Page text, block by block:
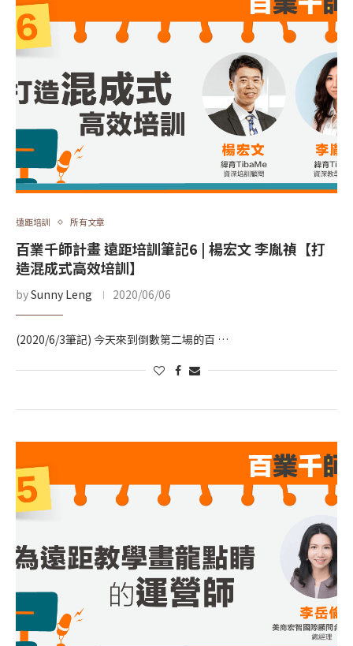
遠距培訓 所有文章
百業千師計畫 遠距培訓筆記6 | 楊宏文 李胤禎【打
造混成式高效培訓】
bySunny Leng 2020/06/06
(2020/6/3筆記) 今天來到倒數第二場的百 …